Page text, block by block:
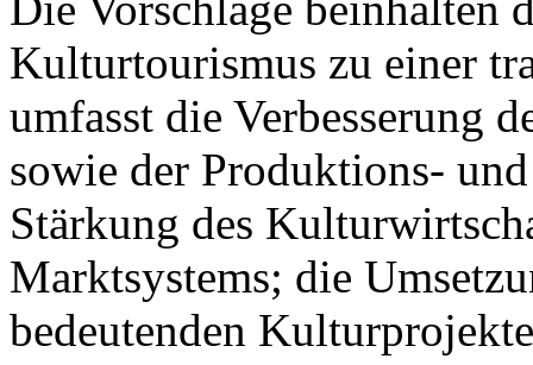
Kulturtourismus zu einer
umfasst die Verbesserung
sowie der Produktions-
Stärkung des
Marktsystems; die
bedeutenden